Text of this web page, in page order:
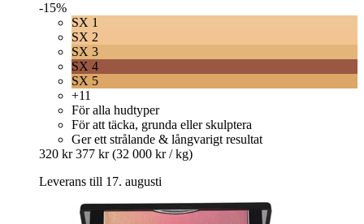
-15%
SX 1
SX 2
SX 3
SX 4
SX 5
+11
För alla hudtyper
För att täcka, grunda eller skulptera
Ger ett strålande & långvarigt resultat
320 kr 377 kr (32 000 kr / kg)
Leverans till 17. augusti